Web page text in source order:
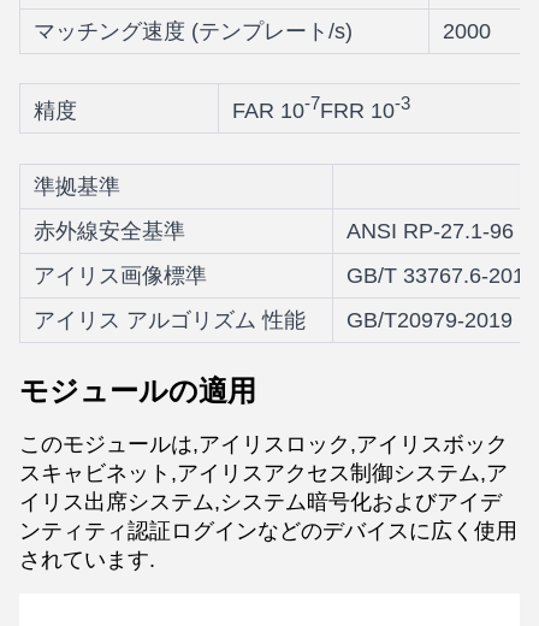
マッチング速度 (テンプレート/s)
2000
精度 FAR 10-7FRR 10-3
準拠基準
赤外線安全基準
ANSI RP-27.1-96 (
アイリス画像標準
GB/T 33767.6-
アイリス アルゴリズム 性能
GB/T20979-2019 (
モジュールの適用
このモジュールは,アイリスロック,アイリスボック
スキャビネット,アイリスアクセス制御システム,ア
イリス出席システム,システム暗号化およびアイデ
ンティティ認証ログインなどのデバイスに広く使用
されています.